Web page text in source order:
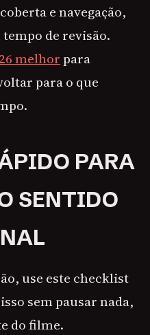
e navegação,
de revisão.
melhorpara
para o que
PARA
SENTIDO
use este checklist
sem pausar nada,
do filme.